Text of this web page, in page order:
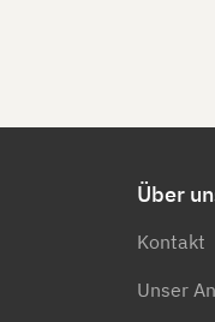
Über
Kontakt
Unser